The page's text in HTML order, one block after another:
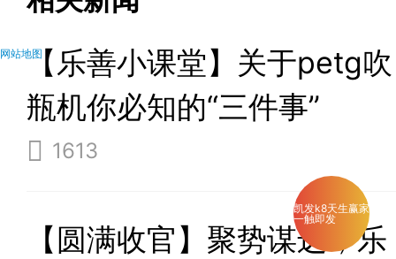
【乐善小课堂】关于petg吹
瓶机你必知的“三件事”
1613
【圆满收官】聚势谋远，乐
凯发k8天生赢家
一触即发
网站地图